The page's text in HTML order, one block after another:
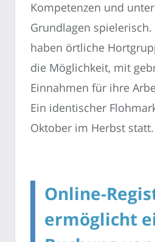
Kompetenzen und
Grundlagen
haben örtliche
die Möglichkeit, mit
Einnahmen für ihre
Ein identischer
Oktober im Herbst statt.
Online-
ermöglicht